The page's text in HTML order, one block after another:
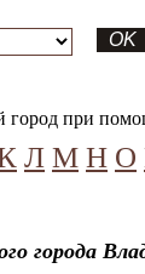
город при
Л М Н О
города